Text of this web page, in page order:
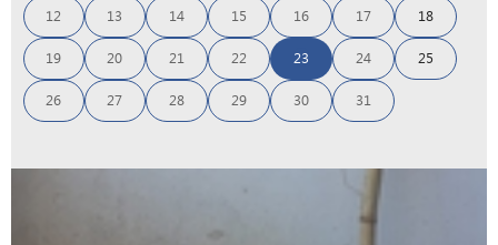
12 13 14 15 16 17 18
19 20 21 22 23 24 25
26 27 28 29 30 31